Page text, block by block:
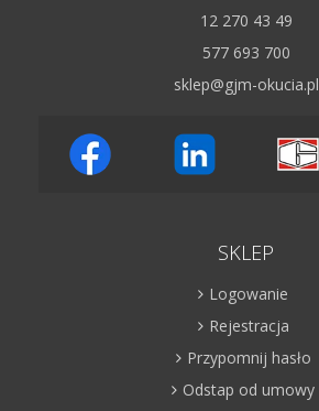
12 270 43 49
577 693 700
sklep@gjm-okucia.pl
SKLEP
Logowanie
Rejestracja
Przypomnij hasło
Odstap od umowy